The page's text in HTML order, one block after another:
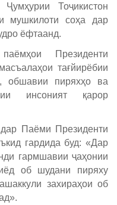
Тоҷикистон
мушкилоти соҳа дар
ёфтаанд.
Президенти
тағйирёбии
обшавии пиряхҳо ва
инсоният қарор
Паёми Президенти
гардида буд: «Дар
гармшавии ҷаҳонии
об шудани пиряху
захираҳои об